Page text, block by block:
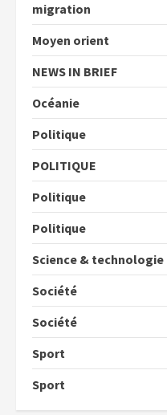
migration
Moyen orient
NEWS IN BRIEF
Océanie
Politique
POLITIQUE
Politique
Politique
Science & technologie
Société
Société
Sport
Sport